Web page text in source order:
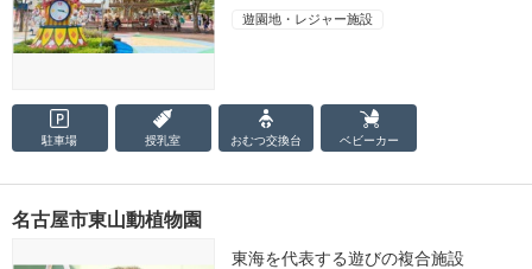
遊園地・レジャー施設
駐車場 授乳室 おむつ交換台 ベビーカー
名古屋市東山動植物園
東海を代表する遊びの複合施設